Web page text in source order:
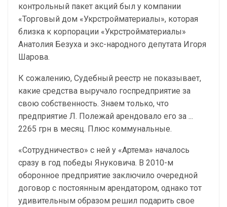
контрольный пакет акций был у компании
«Торговый дом «Укрстройматериалы», которая
близка к корпорации «Укрстройматериалы»
Анатолия Безуха и экс-народного депутата Игоря
Шарова.
К сожалению, Судебный реестр не показывает,
какие средства выручало госпредприятие за
свою собственность. Знаем только, что
предприятие Л. Полежай арендовало его за ...
2265 грн в месяц. Плюс коммунальные.
«Сотрудничество» с ней у «Артема» началось
сразу в год победы Януковича. В 2010-м
оборонное предприятие заключило очередной
договор с постоянным арендатором, однако тот
удивительным образом решил подарить свое